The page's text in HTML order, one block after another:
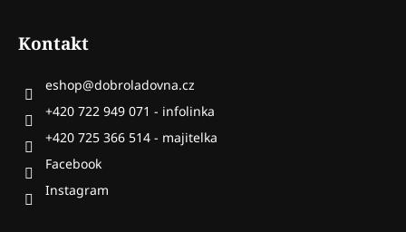
Kontakt
eshop@dobroladovna.cz
+420 722 949 071 - infolinka
+420 725 366 514 - majitelka
Facebook